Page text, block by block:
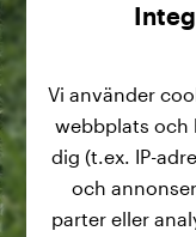
Vi använder
webbplats och
dig (t.ex. IP-
och
parter eller